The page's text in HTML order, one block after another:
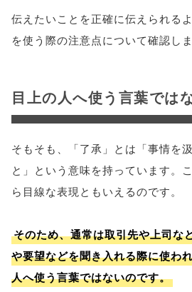
伝えたいことを正確に伝えられる
を使う際の注意点について確認しま
目上の人へ使う言葉では
そもそも、「了承」とは「事情を
と」という意味を持っています。
ら目線な表現ともいえるのです。
そのため、通常は取引先や上司な
や要望などを聞き入れる際に使わ
人へ使う言葉ではないのです。